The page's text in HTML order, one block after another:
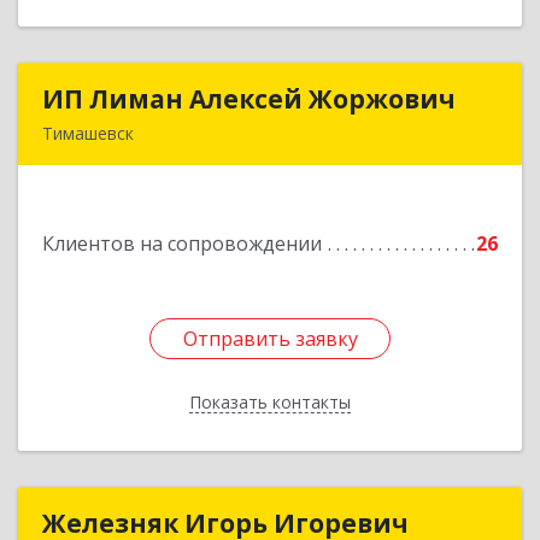
ИП Лиман Алексей Жоржович
Тимашевск
Клиентов на сопровождении 26
Отправить заявку
Показать контакты
ИП Лиман Алексей Жоржович
Подробнее
Отправить заявку
Назад
Железняк Игорь Игоревич
Железняк Игорь Игоревич